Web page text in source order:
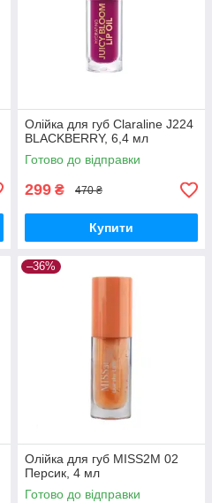
Олійка для губ Claraline J224
BLACKBERRY, 6,4 мл
Готово до відправки
299 ₴ 470 ₴
Купити
–36%
Олійка для губ MISS2M 02
Персик, 4 мл
Готово до відправки